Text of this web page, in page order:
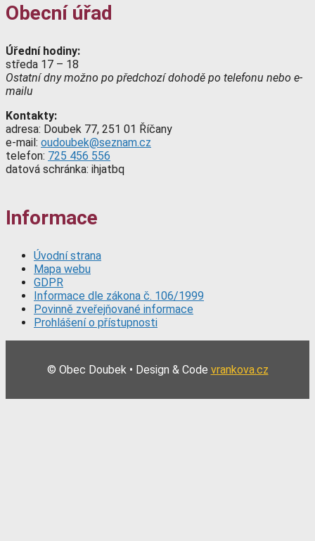
Obecní úřad
Úřední hodiny:
středa 17 – 18
Ostatní dny možno po předchozí dohodě po telefonu nebo e-
mailu
Kontakty:
adresa: Doubek 77, 251 01 Říčany
e-mail: oudoubek@seznam.cz
telefon: 725 456 556
datová schránka: ihjatbq
Informace
Úvodní strana
Mapa webu
GDPR
Informace dle zákona č. 106/1999
Povinně zveřejňované informace
Prohlášení o přístupnosti
© Obec Doubek • Design & Code vrankova.cz